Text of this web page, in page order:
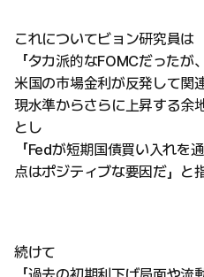
これについてビョン研究員は
「タカ派的なFOMCだったが、
米国の市場金利が反発して関
現水準からさらに上昇する余
とし
「Fedが短期国債買い入れを
点はポジティブな要因だ」と
続けて